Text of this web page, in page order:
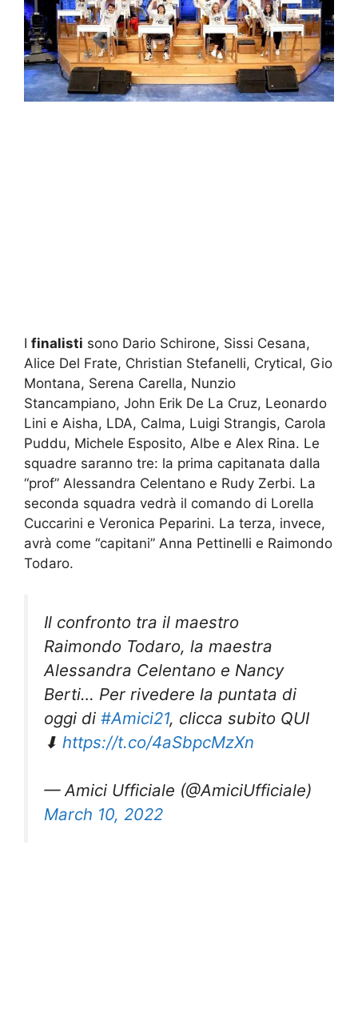
I finalisti sono Dario Schirone, Sissi Cesana,
Alice Del Frate, Christian Stefanelli, Crytical, Gio
Montana, Serena Carella, Nunzio
Stancampiano, John Erik De La Cruz, Leonardo
Lini e Aisha, LDA, Calma, Luigi Strangis, Carola
Puddu, Michele Esposito, Albe e Alex Rina. Le
squadre saranno tre: la prima capitanata dalla
“prof” Alessandra Celentano e Rudy Zerbi. La
seconda squadra vedrà il comando di Lorella
Cuccarini e Veronica Peparini. La terza, invece,
avrà come “capitani” Anna Pettinelli e Raimondo
Todaro.
Il confronto tra il maestro
Raimondo Todaro, la maestra
Alessandra Celentano e Nancy
Berti… Per rivedere la puntata di
oggi di #Amici21, clicca subito QUI
⬇ https://t.co/4aSbpcMzXn
— Amici Ufficiale (@AmiciUfficiale)
March 10, 2022